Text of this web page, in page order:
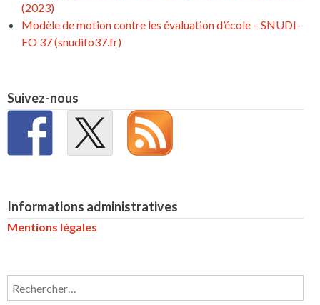
(2023)
Modèle de motion contre les évaluation d’école – SNUDI-
FO 37 (snudifo37.fr)
Suivez-nous
Informations administratives
Mentions légales
Rechercher :